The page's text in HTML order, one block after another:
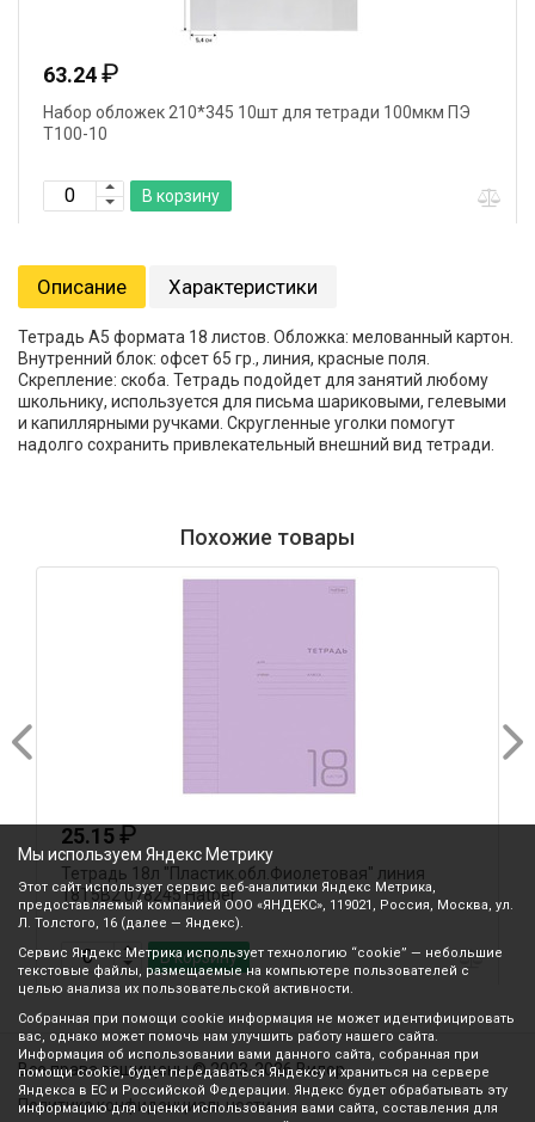
63.24₽
Набор обложек 210*345 10шт для тетради 100мкм ПЭ
Т100-10
В корзину
Описание Характеристики
Тетрадь А5 формата 18 листов. Обложка: мелованный картон.
Внутренний блок: офсет 65 гр., линия, красные поля.
Скрепление: скоба. Тетрадь подойдет для занятий любому
школьнику, используется для письма шариковыми, гелевыми
и капиллярными ручками. Скругленные уголки помогут
надолго сохранить привлекательный внешний вид тетради.
Похожие товары
25.15₽
Тетрадь 18л "Пластик.обл.Фиолетовая" линия
18Т5В2 078245 Hatber
В корзину
Все права защищены © 2003-2026 Вилор
Политика конфиденциальности
Мы используем Яндекс Метрику
Этот сайт использует сервис веб-аналитики Яндекс Метрика,
предоставляемый компанией ООО «ЯНДЕКС», 119021, Россия, Москва, ул.
Л. Толстого, 16 (далее — Яндекс).
Сервис Яндекс Метрика использует технологию “cookie” — небольшие
текстовые файлы, размещаемые на компьютере пользователей с
целью анализа их пользовательской активности.
Собранная при помощи cookie информация не может идентифицировать
вас, однако может помочь нам улучшить работу нашего сайта.
Информация об использовании вами данного сайта, собранная при
помощи cookie, будет передаваться Яндексу и храниться на сервере
Яндекса в ЕС и Российской Федерации. Яндекс будет обрабатывать эту
информацию для оценки использования вами сайта, составления для